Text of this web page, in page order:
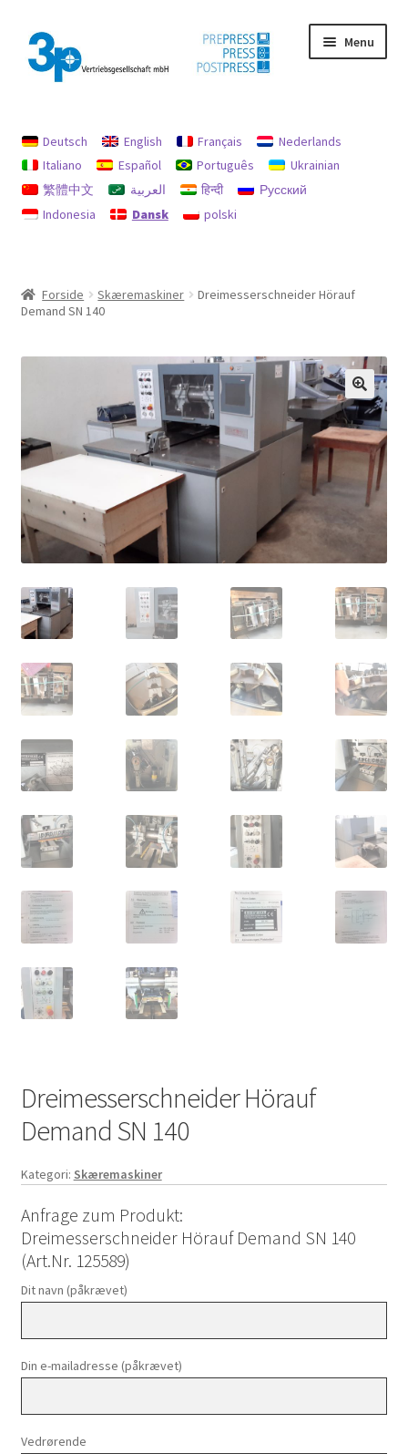
Spring
til
navigation
Spring
til
indhold
Menu
aftryk
Brugte maskiner
Deutsch English Français
Nederlands
Italiano
Español Português
Ukrainian
繁體中文
العربية हिन्दी
Русский
Indonesia
Dansk polski
Forside Skæremaskiner
Dreimesserschneider Hörauf
Demand SN 140
Dreimesserschneider Hörauf
Demand SN 140
Kategori: Skæremaskiner
Anfrage zum Produkt:
Dreimesserschneider Hörauf Demand SN 140
(Art.Nr. 125589)
Dit navn (påkrævet)
Din e-mailadresse (påkrævet)
Vedrørende